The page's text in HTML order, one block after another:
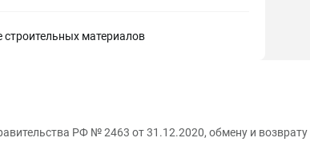
строительных материалов
РФ № 2463 от 31.12.2020, обмену и